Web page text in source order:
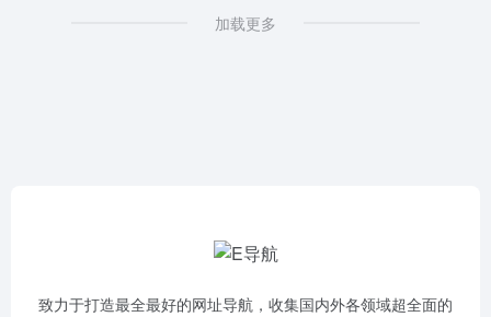
加载更多
致力于打造最全最好的网址导航，收集国内外各领域超全面的